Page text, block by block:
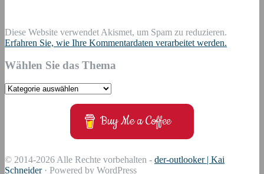
Diese Website verwendet Akismet, um Spam zu reduzieren.
Erfahren Sie, wie Ihre Kommentardaten verarbeitet werden.
Wählen Sie das Thema
Wählen
Buy Me a Coffee
© 2014-2026 Alle Rechte vorbehalten - der-outlooker | Kai
Schneider· Powered by WordPress